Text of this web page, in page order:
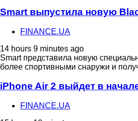
Smart выпустила новую
FINANCE.UA
14 hours 9 minutes ago
Smart представила новую
более спортивными снаружи и
iPhone Air 2 выйдет в
FINANCE.UA